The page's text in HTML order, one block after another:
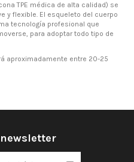
TPE médica de alta calidad) se
y flexible. El esqueleto del cuerpo
tecnología profesional que
para adoptar todo tipo de
aproximadamente entre 20-25